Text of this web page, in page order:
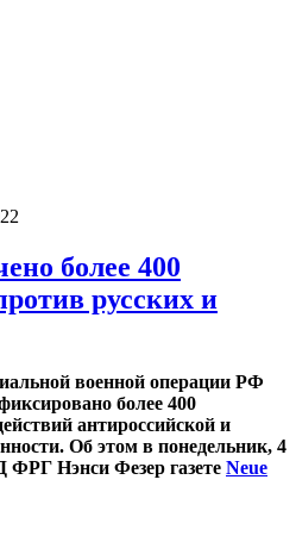
более 400
русских и
военной операции РФ
более 400
антироссийской и
Об этом в понедельник, 4
ФРГ Нэнси Фезер газете Neue